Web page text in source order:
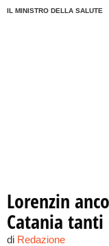
IL MINISTRO DELLA SALUTE
Lorenzin
Catania
di Redazione